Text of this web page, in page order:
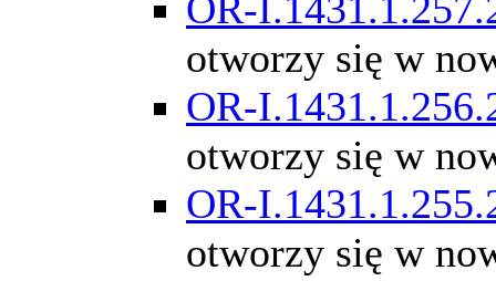
otworzy się w
OR-
otworzy się w
OR-
otworzy się w